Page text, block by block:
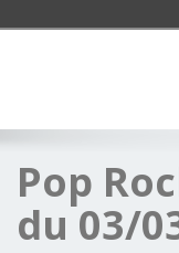
Pop
du 03/